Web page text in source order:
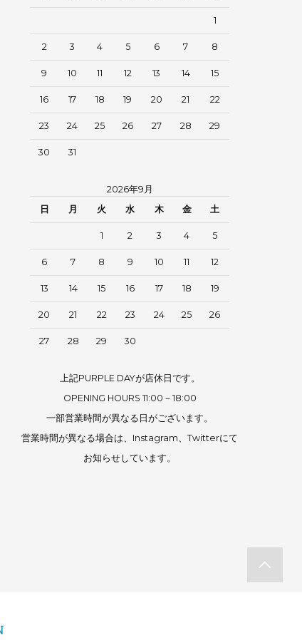
1
2 3 4 5 6 7 8
9 10 11 12 13 14 15
16 17 18 19 20 21 22
23 24 25 26 27 28 29
30 31
2026年9月
日
月 火 水 木 金 土
1 2 3 4 5
6 7 8 9 10 11 12
13 14 15 16 17 18 19
20 21 22 23 24 25 26
27 28 29 30
上記PURPLE DAYが店休日です。
OPENING HOURS 11:00－18:00
一部営業時間が異なる日がございます。
営業時間が異なる場合は、Instagram、Twitterにて
お知らせしています。